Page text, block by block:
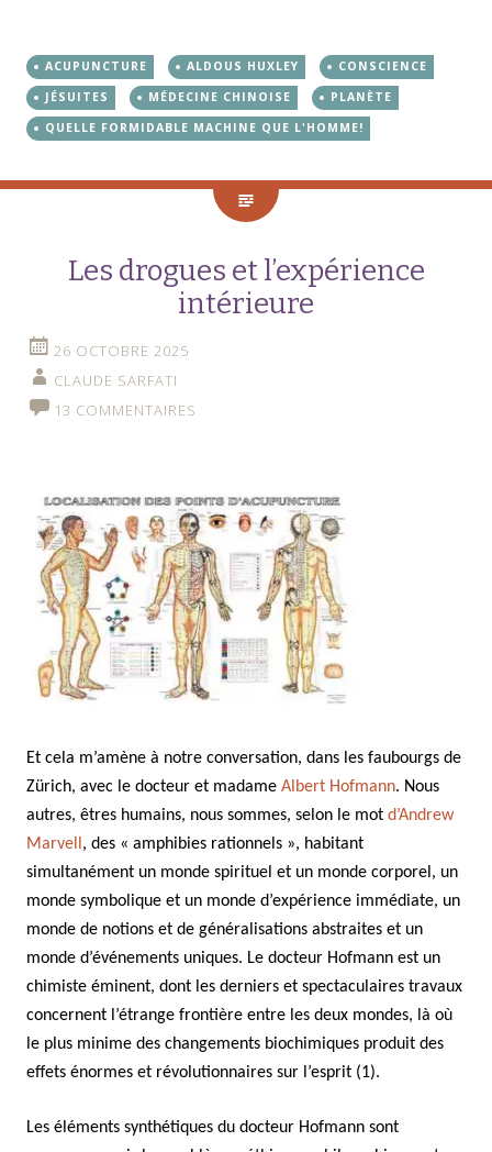
ACUPUNCTURE ALDOUS HUXLEY
CONSCIENCE
JÉSUITES
MÉDECINE CHINOISE
PLANÈTE
QUELLE FORMIDABLE MACHINE QUE L'HOMME!
Les drogues et l’expérience
intérieure
26 OCTOBRE 2025
CLAUDE SARFATI
13 COMMENTAIRES
Et cela m’amène à notre conversation, dans les faubourgs de
Zürich, avec le docteur et madame Albert Hofmann. Nous
autres, êtres humains, nous sommes, selon le mot d’Andrew
Marvell , des « amphibies rationnels », habitant
simultanément un monde spirituel et un monde corporel, un
monde symbolique et un monde d’expérience immédiate, un
monde de notions et de généralisations abstraites et un
monde d’événements uniques. Le docteur Hofmann est un
chimiste éminent, dont les derniers et spectaculaires travaux
concernent l’étrange frontière entre les deux mondes, là où
le plus minime des changements biochimiques produit des
effets énormes et révolutionnaires sur l’esprit (1).
Les éléments synthétiques du docteur Hofmann sont